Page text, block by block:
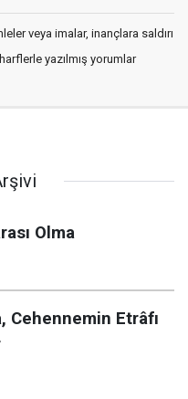
veya imalar, inançlara saldırı
yazılmış yorumlar
Olma
Cehennemin Etrâfı